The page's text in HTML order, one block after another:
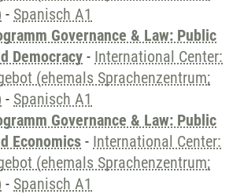
- Spanisch A1
Governance & Law: Public
Democracy - International Center:
(ehemals Sprachenzentrum;
- Spanisch A1
Governance & Law: Public
Economics - International Center:
(ehemals Sprachenzentrum;
- Spanisch A1